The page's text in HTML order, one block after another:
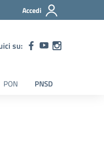
Accedi
su:
PON PNSD